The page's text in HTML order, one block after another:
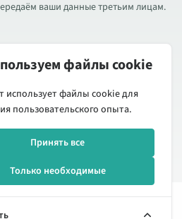
ваши данные третьим лицам.
выгодных акциях, новых
публикуем обзоры продукции.
защищены
файлы cookie
использует файлы cookie для
пользовательского опыта.
Принять все
Только необходимые